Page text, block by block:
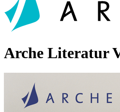
Arche Literatur